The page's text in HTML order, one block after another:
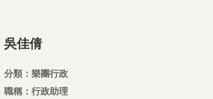
吳佳倩
分類：樂團行政
職稱：行政助理